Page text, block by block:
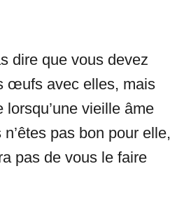
dire que vous devez
œufs avec elles, mais
lorsqu’une vieille âme
pas bon pour elle,
pas de vous le faire